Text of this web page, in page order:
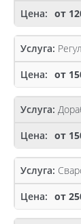
от
от
от
от